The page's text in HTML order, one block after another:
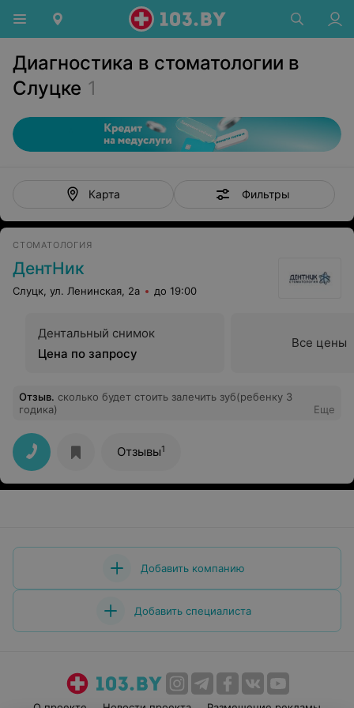
Диагностика в стоматологии в
Слуцке 1
Карта Фильтры
СТОМАТОЛОГИЯ
ДентНик
Слуцк, ул. Ленинская, 2а до 19:00
Дентальный снимок
Цена по запросу
Все цены
Отзыв. сколько будет стоить залечить зуб(ребенку 3
годика)
Еще
Отзывы1
Добавить компанию
Добавить специалиста